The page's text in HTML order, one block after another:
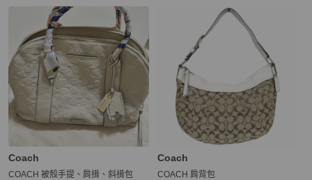
Coach
COACH 被殼手提、肩揹、斜揹包
Coach
COACH 肩背包